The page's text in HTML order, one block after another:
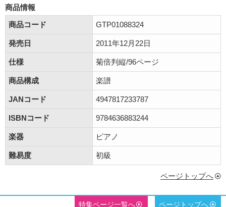
商品情報
商品コード
GTP01088324
発売日 2011年12月22日
仕様 菊倍判縦/96ページ
商品構成 楽譜
JANコード 4947817233787
ISBNコード 9784636883244
楽器 ピアノ
難易度 初級
ページトップへ
特集ページ一覧へ ページトップへ